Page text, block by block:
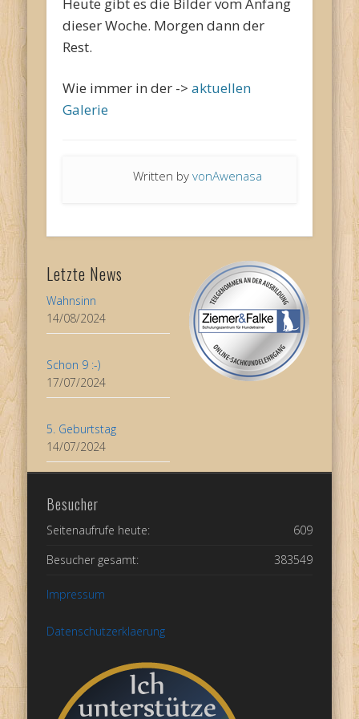
dieser Woche. Morgen dann der
Rest.
Wie immer in der ->aktuellen
Galerie
Written byvonAwenasa
Letzte News
Wahnsinn
14/08/2024
Schon 9 :-)
17/07/2024
5. Geburtstag
14/07/2024
Besucher
609
Seitenaufrufe heute:
383549
Besucher gesamt:
Impressum
Datenschutzerklaerung